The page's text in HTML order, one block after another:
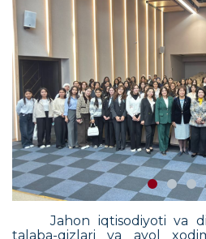
Jahon iqtisodiyoti va
talaba-qizlari va ayol